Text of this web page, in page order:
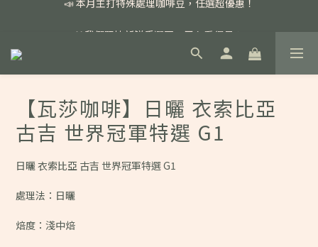
🏅我們堅持新鮮手選豆，用心看得見！
📣 📣 新加入會員即享百元購物金，消費滿額再享免運費！
【瓦莎咖啡】日曬 衣索比亞
古吉 世界冠軍特選 G1
日曬 衣索比亞 古吉 世界冠軍特選 G1
處理法：日曬
焙度：淺中焙